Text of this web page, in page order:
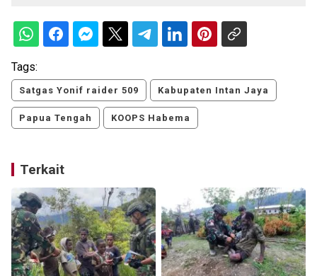
Tags:
Satgas Yonif raider 509 Kabupaten Intan Jaya
Papua Tengah KOOPS Habema
Terkait